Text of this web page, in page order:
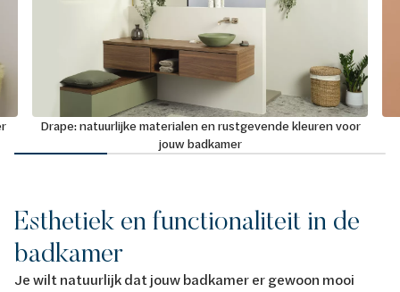
Drape: natuurlijke materialen en rustgevende kleuren voor
jouw badkamer
Esthetiek en functionaliteit in de
badkamer
Je wilt natuurlijk dat jouw badkamer er gewoon mooi